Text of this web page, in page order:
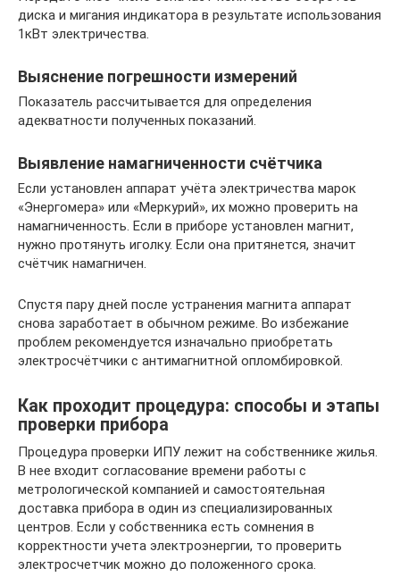
диска и мигания индикатора в результате использования
1кВт электричества.
Выяснение погрешности измерений
Показатель рассчитывается для определения
адекватности полученных показаний.
Выявление намагниченности счётчика
Если установлен аппарат учёта электричества марок
«Энергомера» или «Меркурий», их можно проверить на
намагниченность. Если в приборе установлен магнит,
нужно протянуть иголку. Если она притянется, значит
счётчик намагничен.
Спустя пару дней после устранения магнита аппарат
снова заработает в обычном режиме. Во избежание
проблем рекомендуется изначально приобретать
электросчётчики с антимагнитной опломбировкой.
Как проходит процедура: способы и этапы
проверки прибора
Процедура проверки ИПУ лежит на собственнике жилья.
В нее входит согласование времени работы с
метрологической компанией и самостоятельная
доставка прибора в один из специализированных
центров. Если у собственника есть сомнения в
корректности учета электроэнергии, то проверить
электросчетчик можно до положенного срока.